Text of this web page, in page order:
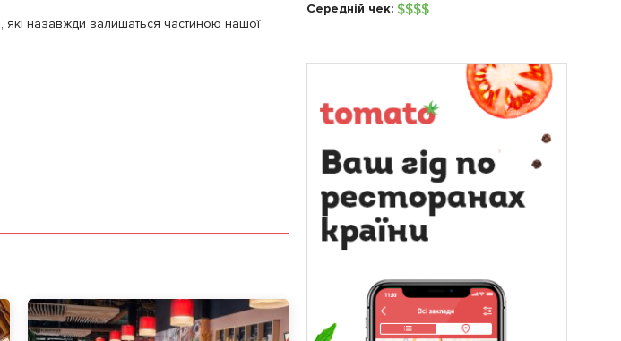
Середній чек: $$$$
які назавжди залишаться частиною нашої